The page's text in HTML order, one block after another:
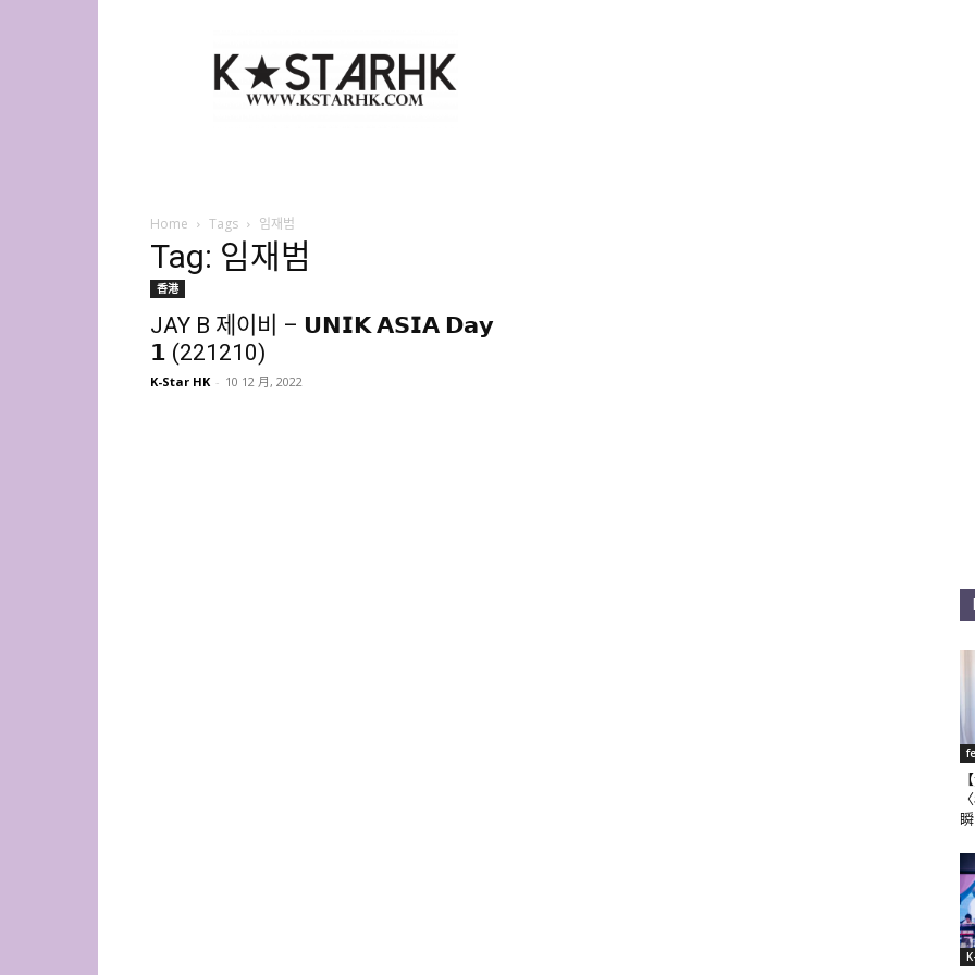
Star
HK
Home Tags 임재범
Tag: 임재범
香港
JAY B 제이비 – 𝗨𝗡𝗜𝗞 𝗔𝗦𝗜𝗔 𝗗𝗮𝘆
𝟭 (221210)
K-Star HK - 10 12 月, 2022